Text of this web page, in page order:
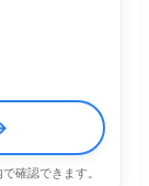
確認できます。